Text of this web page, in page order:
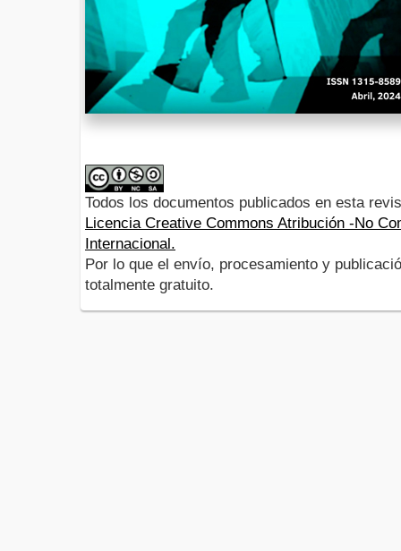
Todos los documentos publicados en esta
Licencia Creative Commons Atribución -No
Internacional.
Por lo que el envío, procesamiento y
totalmente gratuito.